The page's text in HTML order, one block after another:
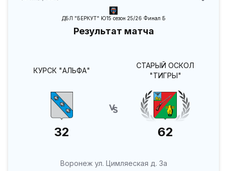
ДБЛ "БЕРКУТ" Ю15 сезон 25/26 Финал Б
Результат матча
КУРСК "АЛЬФА"
32
СТАРЫЙ ОСКОЛ
"ТИГРЫ"
62
Воронеж ул. Цимляеская д. 3а